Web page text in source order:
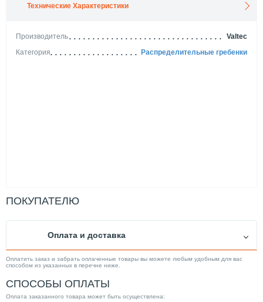
Технические Характеристики
Производитель
Valtec
Категория
Распределительные гребенки
ПОКУПАТЕЛЮ
Оплата и доставка
Оплатить заказ и забрать оплаченные товары вы можете любым удобным для вас
способом из указанных в перечне ниже.
СПОСОБЫ ОПЛАТЫ
Оплата заказанного товара может быть осуществлена: